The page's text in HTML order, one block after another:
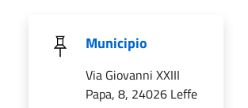
Municipio
Via Giovanni XXIII
Papa, 8, 24026 Leffe